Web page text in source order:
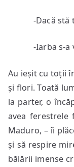
-Dacă stă tot
-Iarba s-a
Au ieșit cu toții
și flori. Toată
la parter, o
avea ferestrele
Maduro, – îi
și să respire
bălării imense